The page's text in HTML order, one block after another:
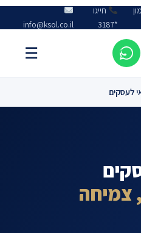
חייגו
*3187
info@ksol.co.il
☰
לעסקים
צמיחה